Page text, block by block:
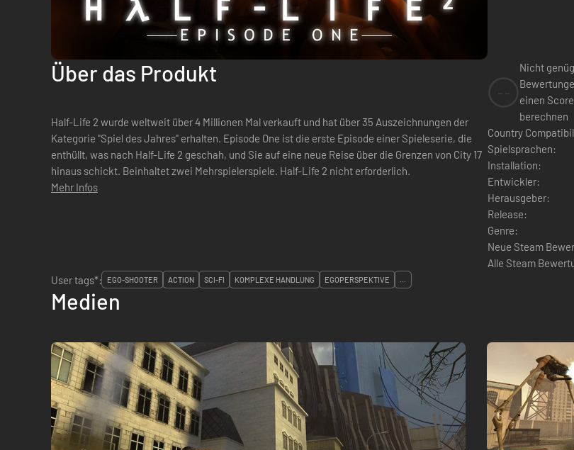
Über das Produkt
Half-Life 2 wurde weltweit über 4 Millionen Mal verkauft und hat über 35 Auszeichnungen der
Kategorie "Spiel des Jahres" erhalten. Episode One ist die erste Episode einer Spieleserie, die
enthüllt, was nach Half-Life 2 geschah, und Sie auf eine neue Reise über die Grenzen von City 17
hinaus schickt. Beinhaltet zwei Mehrspielerspiele. Half-Life 2 nicht erforderlich.
Mehr Infos
Nicht
einen
berechnen
Country
Spielsprachen:
Installation:
Entwickler:
Herausgeber:
Release:
Genre:
Neue Steam
Alle Steam
User tags*:
EGO-SHOOTER ACTION SCI-FI KOMPLEXE HANDLUNG EGOPERSPEKTIVE ...
Medien